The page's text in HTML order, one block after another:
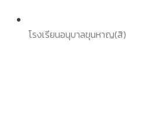
โรงเรียนอนุบาลขุนหาญ(สิ)